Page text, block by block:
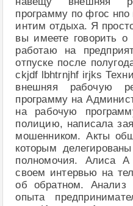
программу по фгос
интим отдыха. Я
вы имеете говорить
работаю на
отпуске после
ckjdf lbhtrnjhf irjks
внешняя рабочую
программу на
на рабочую
полицию, написала
мошенником. Акты
которым
полномочия. Алиса
своем интервью на
об обратном. Анализ
опыта